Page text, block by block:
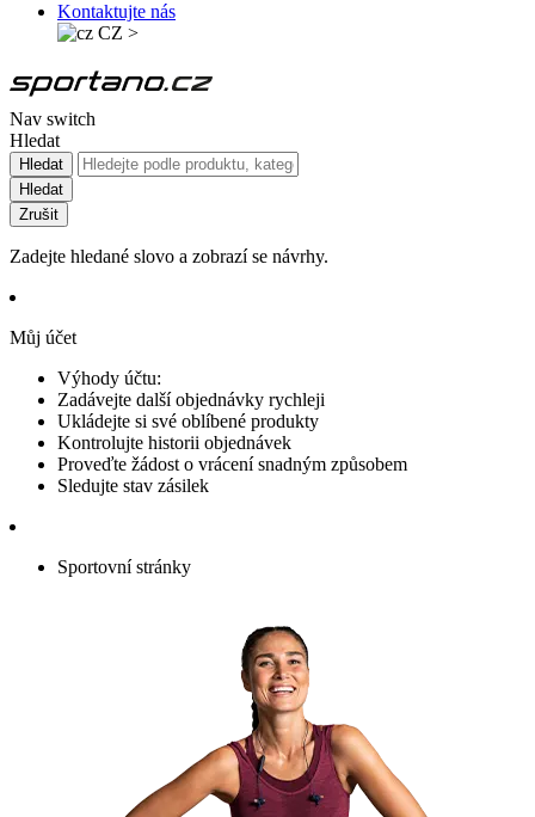
Kontaktujte nás
CZ >
Nav switch
Hledat
Hledat
Hledat
Zrušit
Zadejte hledané slovo a zobrazí se návrhy.
Můj účet
Výhody účtu:
Zadávejte další objednávky rychleji
Ukládejte si své oblíbené produkty
Kontrolujte historii objednávek
Proveďte žádost o vrácení snadným způsobem
Sledujte stav zásilek
Sportovní stránky